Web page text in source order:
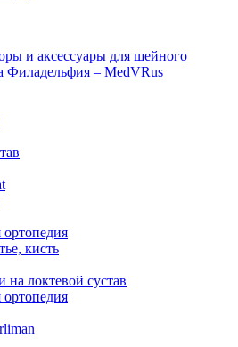
и аксессуары для шейного
Филадельфия – MedVRus
ортопедия
кисть
на локтевой сустав
ортопедия